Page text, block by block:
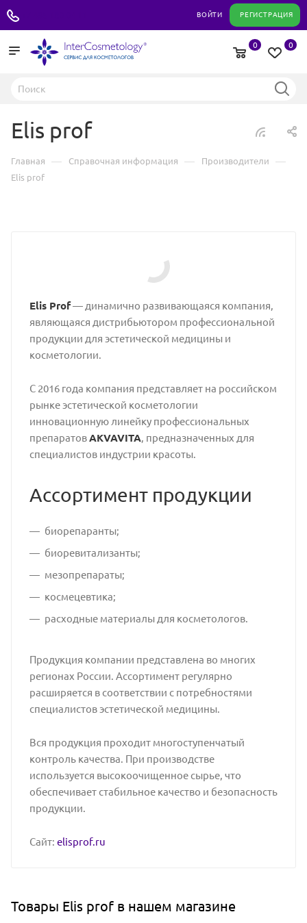
ВОЙТИ РЕГИСТРАЦИЯ
0
0
Elis prof
Главная — Справочная информация — Производители —
Elis prof
Elis Prof— динамично развивающаяся компания,
являющаяся дистрибьютором профессиональной
продукции для эстетической медицины и
косметологии.
С 2016 года компания представляет на российском
рынке эстетической косметологии
инновационную линейку профессиональных
препаратовAKVAVITA, предназначенных для
специалистов индустрии красоты.
Ассортимент продукции
биорепаранты;
биоревитализанты;
мезопрепараты;
космецевтика;
расходные материалы для косметологов.
Продукция компании представлена во многих
регионах России. Ассортимент регулярно
расширяется в соответствии с потребностями
специалистов эстетической медицины.
Вся продукция проходит многоступенчатый
контроль качества. При производстве
используется высокоочищенное сырье, что
обеспечивает стабильное качество и безопасность
продукции.
Сайт: elisprof.ru
Товары Elis prof в нашем магазине